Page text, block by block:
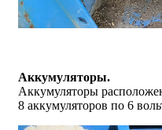
Аккумуляторы.
Аккумуляторы
8 аккумуляторов по 6